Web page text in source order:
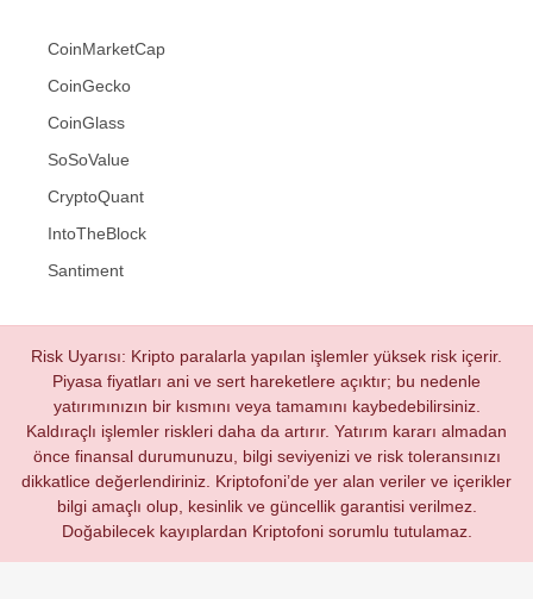
CoinMarketCap
CoinGecko
CoinGlass
SoSoValue
CryptoQuant
IntoTheBlock
Santiment
Risk Uyarısı: Kripto paralarla yapılan işlemler yüksek risk içerir.
Piyasa fiyatları ani ve sert hareketlere açıktır; bu nedenle
yatırımınızın bir kısmını veya tamamını kaybedebilirsiniz.
Kaldıraçlı işlemler riskleri daha da artırır. Yatırım kararı almadan
önce finansal durumunuzu, bilgi seviyenizi ve risk toleransınızı
dikkatlice değerlendiriniz. Kriptofoni’de yer alan veriler ve içerikler
bilgi amaçlı olup, kesinlik ve güncellik garantisi verilmez.
Doğabilecek kayıplardan Kriptofoni sorumlu tutulamaz.